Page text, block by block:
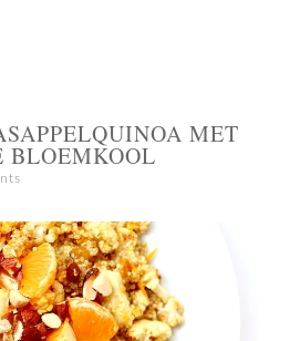
MET
BLOEMKOOL